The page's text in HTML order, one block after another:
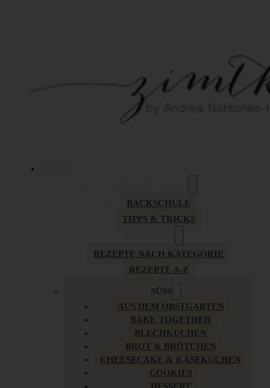
BACKSCHULE
TIPPS & TRICKS
REZEPTE NACH KATEGORIE
REZEPTE A-Z
SÜSS
AUS DEM OBSTGARTEN
BAKE TOGETHER
BLECHKUCHEN
BROT & BRÖTCHEN
CHEESECAKE & KÄSEKUCHEN
COOKIES